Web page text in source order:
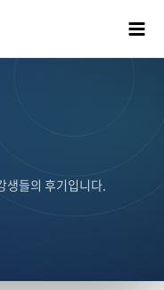
생들의 후기입니다.